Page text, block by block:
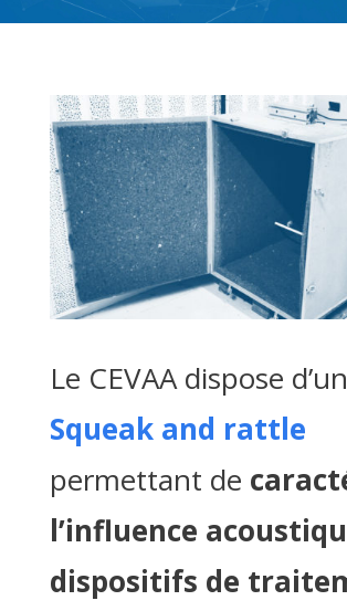
Le CEVAA dispose
Squeak and rattle
permettant de
l’influence
dispositifs de